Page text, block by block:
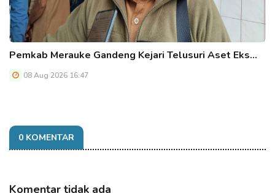
Pemkab Merauke Gandeng Kejari Telusuri Aset Eks…
08 Aug 2026 16:47
0 KOMENTAR
Komentar tidak ada